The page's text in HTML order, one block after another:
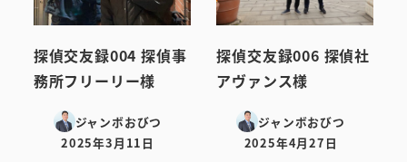
探偵交友録004 探偵事
務所フリーリー様
ジャンボおびつ
投稿日
2025年3月11日
探偵交友録006 探偵社
アヴァンス様
ジャンボおびつ
投稿日
2025年4月27日